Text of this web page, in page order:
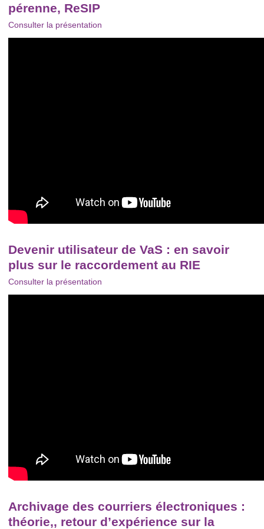
pérenne, ReSIP
Consulter la présentation
Devenir utilisateur de VaS : en savoir
plus sur le raccordement au RIE
Consulter la présentation
Archivage des courriers électroniques :
théorie,, retour d’expérience sur la